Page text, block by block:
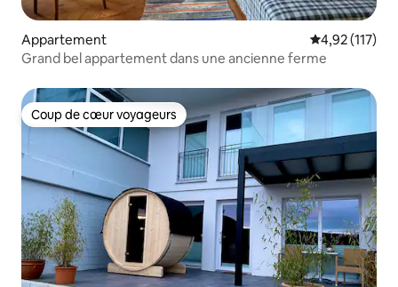
Appartement Évaluation
4,92 (117)
Grand bel appartement dans une ancienne ferme
Coup de cœur voyageurs
Coup de cœur voyageurs